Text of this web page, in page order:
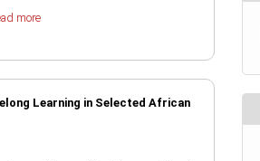
more
Learning in Selected African